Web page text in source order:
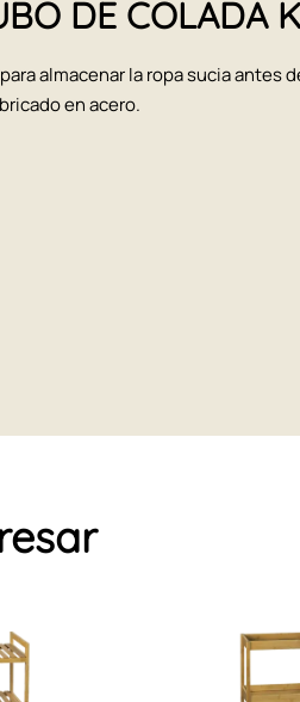
DE COLADA
almacenar la ropa sucia
en acero.